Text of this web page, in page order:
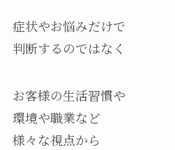
症状やお悩みだけで
判断するのではなく
お客様の生活習慣や
環境や職業など
様々な視点から